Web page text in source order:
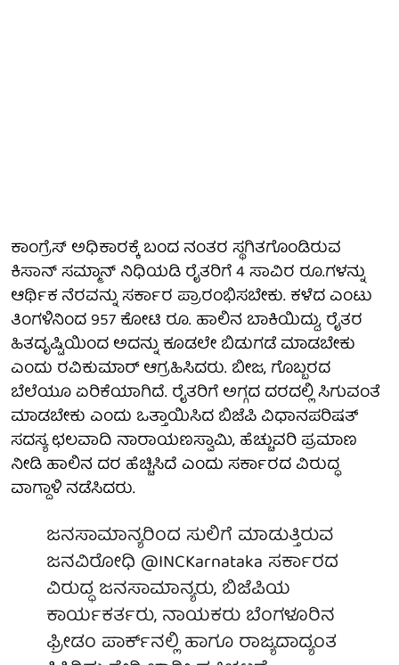
ಕಾಂಗ್ರೆಸ್ ಅಧಿಕಾರಕ್ಕೆ ಬಂದ ನಂತರ ಸ್ಥಗಿತಗೊಂಡಿರುವ
ಕಿಸಾನ್ ಸಮ್ಮಾನ್ ನಿಧಿಯಡಿ ರೈತರಿಗೆ 4 ಸಾವಿರ ರೂ.ಗಳನ್ನು
ಆರ್ಥಿಕ ನೆರವನ್ನು ಸರ್ಕಾರ ಪ್ರಾರಂಭಿಸಬೇಕು. ಕಳೆದ ಎಂಟು
ತಿಂಗಳಿನಿಂದ 957 ಕೋಟಿ ರೂ. ಹಾಲಿನ ಬಾಕಿಯಿದ್ದು, ರೈತರ
ಹಿತದೃಷ್ಟಿಯಿಂದ ಅದನ್ನು ಕೂಡಲೇ ಬಿಡುಗಡೆ ಮಾಡಬೇಕು
ಎಂದು ರವಿಕುಮಾರ್ ಆಗ್ರಹಿಸಿದರು. ಬೀಜ, ಗೊಬ್ಬರದ
ಬೆಲೆಯೂ ಏರಿಕೆಯಾಗಿದೆ. ರೈತರಿಗೆ ಅಗ್ಗದ ದರದಲ್ಲಿ ಸಿಗುವಂತೆ
ಮಾಡಬೇಕು ಎಂದು ಒತ್ತಾಯಿಸಿದ ಬಿಜೆಪಿ ವಿಧಾನಪರಿಷತ್
ಸದಸ್ಯ ಛಲವಾದಿ ನಾರಾಯಣಸ್ವಾಮಿ, ಹೆಚ್ಚುವರಿ ಪ್ರಮಾಣ
ನೀಡಿ ಹಾಲಿನ ದರ ಹೆಚ್ಚಿಸಿದೆ ಎಂದು ಸರ್ಕಾರದ ವಿರುದ್ಧ
ವಾಗ್ದಾಳಿ ನಡೆಸಿದರು.
ಜನಸಾಮಾನ್ಯರಿಂದ ಸುಲಿಗೆ ಮಾಡುತ್ತಿರುವ
ಜನವಿರೋಧಿ @INCKarnataka ಸರ್ಕಾರದ
ವಿರುದ್ಧ ಜನಸಾಮಾನ್ಯರು, ಬಿಜೆಪಿಯ
ಕಾರ್ಯಕರ್ತರು, ನಾಯಕರು ಬೆಂಗಳೂರಿನ
ಫ್ರೀಡಂ ಪಾರ್ಕ್‌ನಲ್ಲಿ ಹಾಗೂ ರಾಜ್ಯದಾದ್ಯಂತ